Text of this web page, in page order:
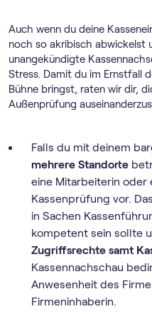
Auch wenn du deine
noch so akribisch abwickelst
unangekündigte
Stress. Damit du im Ernstfall
Bühne bringst, raten wir dir,
Außenprüfung
Falls du mit deinem
mehrere Standorte
eine Mitarbeiterin oder
Kassenprüfung vor.
in Sachen
kompetent sein sollte
Zugriffsrechte samt
Kassennachschau
Anwesenheit des
Firmeninhaberin.